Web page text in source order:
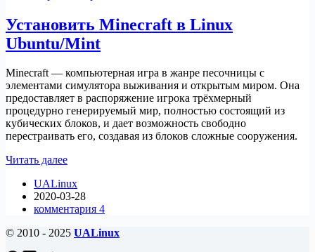
Установить Minecraft в Linux
Ubuntu/Mint
Minecraft — компьютерная игра в жанре песочницы с
элементами симулятора выживания и открытым миром. Она
предоставляет в распоряжение игрока трёхмерный
процедурно генерируемый мир, полностью состоящий из
кубических блоков, и дает возможность свободно
перестраивать его, создавая из блоков сложные сооружения.
Читать далееУстановить
в
Linux
Ubuntu/Mint
UALinux
2020-03-28
комментария 4
© 2010 - 2025 UALinux